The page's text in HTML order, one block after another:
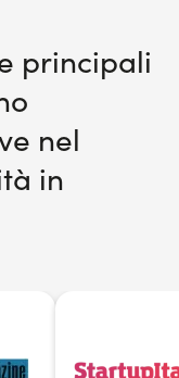
principali
nel
in